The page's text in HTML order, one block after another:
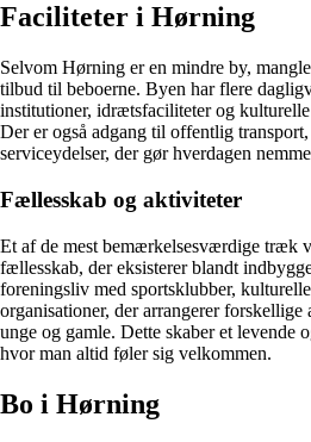
Faciliteter i Hørning
Selvom Hørning er en mindre by,
tilbud til beboerne. Byen har flere
institutioner, idrætsfaciliteter og kulturelle
Der er også adgang til offentlig
serviceydelser, der gør hverdagen
Fællesskab og aktiviteter
Et af de mest bemærkelsesværdige træk
fællesskab, der eksisterer blandt
foreningsliv med sportsklubber,
organisationer, der arrangerer
unge og gamle. Dette skaber et levende
hvor man altid føler sig velkommen.
Bo i Hørning